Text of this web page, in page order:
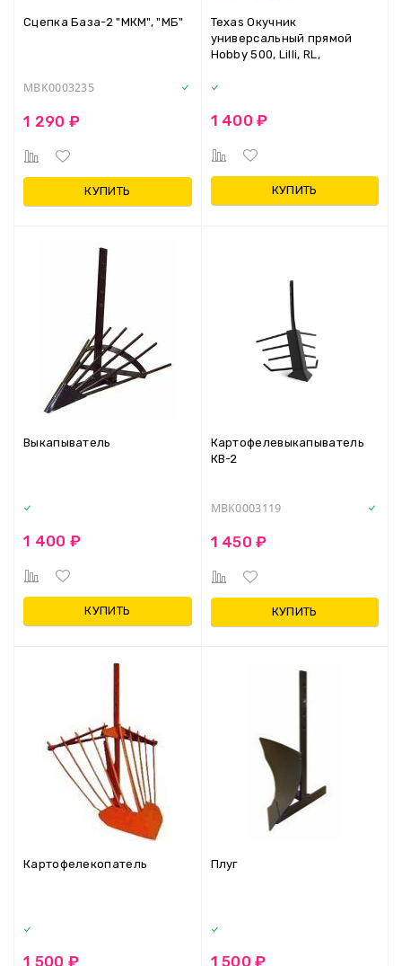
Сцепка База-2 "МКМ", "МБ"
MBK0003235
1 290 ₽
КУПИТЬ
Texas Окучник
универсальный прямой
Hobby 500, Lilli, RL,
1 400 ₽
КУПИТЬ
Выкапыватель
1 400 ₽
КУПИТЬ
Картофелевыкапыватель
КВ-2
MBK0003119
1 450 ₽
КУПИТЬ
Картофелекопатель
1 500 ₽
Плуг
1 500 ₽